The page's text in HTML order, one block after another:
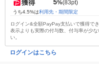
獲得 5%(83pt)
うち4.5%は利用先・期間限定
ログイン&全額PayPay支払いで獲得で
表示よりも実際の付与数、付与率が少
い。
ログインはこちら